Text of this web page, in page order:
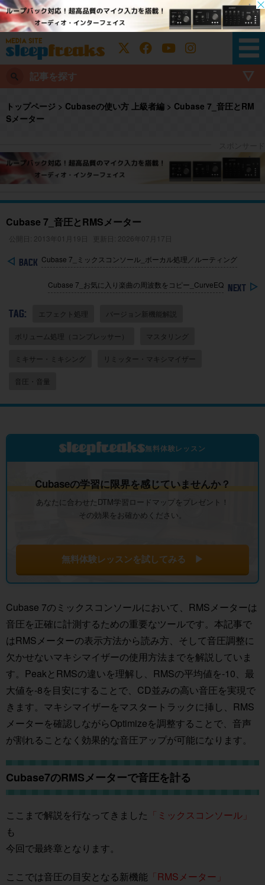
記事を探す
トップページ > Cubaseの使い方 上級者編 > Cubase 7_音圧とRM
Sメーター
Cubase 7_音圧とRMSメーター
公開日: 2013年01月19日 更新日: 2026年07月17日
Cubase 7_ミックスコンソール_ボーカル処理／ルーティング
Cubase 7_お気に入り楽曲の周波数をコピー_CurveEQ
TAG: エフェクト処理 バージョン新機能解説
ボリューム処理（コンプレッサー） マスタリング
ミキサー・ミキシング リミッター・マキシマイザー
音圧・音量
無料体験レッスン
Cubaseの学習に限界を感じていませんか？
あなたに合わせたDTM学習ロードマップをプレゼント！
その効果をお確かめください。
無料体験レッスンを試してみる ▶
Cubase 7のミックスコンソールにおいて、RMSメーターは
音圧を正確に計測するための重要なツールです。本記事で
はRMSメーターの表示方法から読み方、そして音圧調整に
欠かせないマキシマイザーの使用方法までを解説していま
す。PeakとRMSの違いを理解し、RMSの平均値を-10、最
大値を-8を目安にすることで、CD並みの高い音圧を実現で
きます。マキシマイザーをマスタートラックに挿し、RMS
メーターを確認しながらOptimizeを調整することで、音声
が割れることなく効果的な音圧アップが可能になります。
Cubase7のRMSメーターで音圧を計る
ここまで解説を行なってきました 「ミックスコンソール」
も
今回で最終章となります。
ここでは音圧の目安となる新機能 「RMSメーター」